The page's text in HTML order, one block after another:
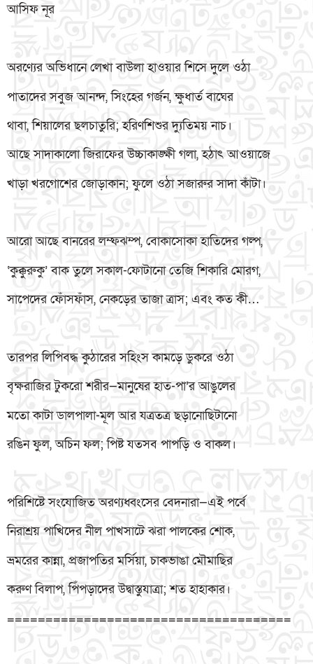
আসিফ নূর
অরণ্যের অভিধানে লেখা বাউলা হাওয়ার শিসে দুলে ওঠা
পাতাদের সবুজ আনন্দ, সিংহের গর্জন, ক্ষুধার্ত বাঘের
থাবা, শিয়ালের ছলচাতুরি; হরিণশিশুর দ্যুতিময় নাচ।
আছে সাদাকালো জিরাফের উচ্চাকাঙ্ক্ষী গলা, হঠাৎ আওয়াজে
খাড়া খরগোশের জোড়াকান; ফুলে ওঠা সজারুর সাদা কাঁটা।
আরো আছে বানরের লম্ফঝম্প, বোকাসোকা হাতিদের গল্প,
‘কুক্কুরুকু’ বাক তুলে সকাল-ফোটানো তেজি শিকারি মোরগ,
সাপেদের ফোঁসফাঁস, নেকড়ের তাজা ত্রাস; এবং কত কী…
তারপর লিপিবদ্ধ কুঠারের সহিংস কামড়ে ডুকরে ওঠা
বৃক্ষরাজির টুকরো শরীর—মানুষের হাত-পা’র আঙুলের
মতো কাটা ডালপালা-মূল আর যত্রতত্র ছড়ানোছিটানো
রঙিন ফুল, অচিন ফল; পিষ্ট যতসব পাপড়ি ও বাকল।
পরিশিষ্টে সংযোজিত অরণ্যধ্বংসের বেদনারা—এই পর্বে
নিরাশ্রয় পাখিদের নীল পাখসাটে ঝরা পালকের শোক,
ভ্রমরের কান্না, প্রজাপতির মর্সিয়া, চাকভাঙা মৌমাছির
করুণ বিলাপ, পিঁপড়াদের উদ্বাস্তুযাত্রা; শত হাহাকার।
=====================================